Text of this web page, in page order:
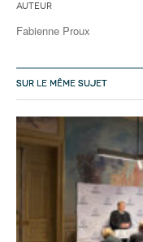
Auteur
Fabienne Proux
SUR LE MÊME SUJET